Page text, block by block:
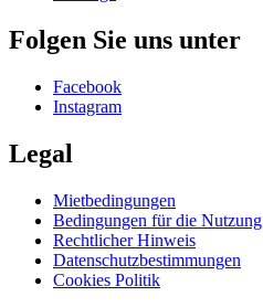
Folgen Sie uns unter
Facebook
Instagram
Legal
Mietbedingungen
Bedingungen für die Nutzung
Rechtlicher Hinweis
Datenschutzbestimmungen
Cookies Politik